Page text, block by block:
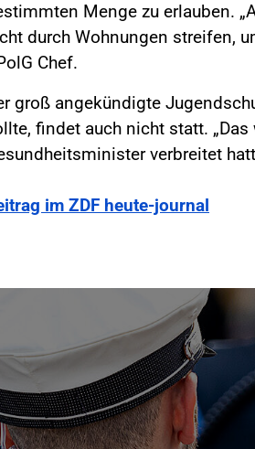
Menge zu erlauben.
durch Wohnungen streifen,
Chef.
groß angekündigte
findet auch nicht statt.
verbreitet
im ZDF heute-journal